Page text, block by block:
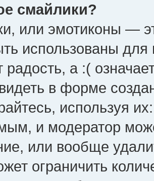
смайлики?
или эмотиконы —
использованы
радость, а :(
в форме
используя
и модератор
или вообще
ограничить